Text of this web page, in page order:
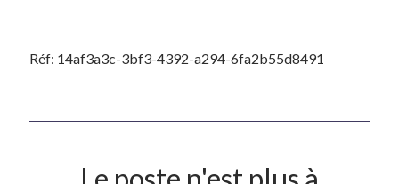
Réf: 14af3a3c-3bf3-4392-a294-6fa2b55d8491